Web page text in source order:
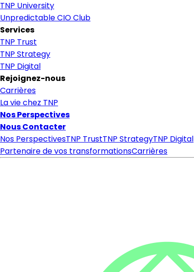
TNP University
Unpredictable CIO Club
Services
TNP Trust
TNP Strategy
TNP Digital
Rejoignez-nous
Carrières
La vie chez TNP
Nos Perspectives
Nous Contacter
Nos PerspectivesTNP TrustTNP StrategyTNP Digital
Partenaire de vos transformationsCarrières